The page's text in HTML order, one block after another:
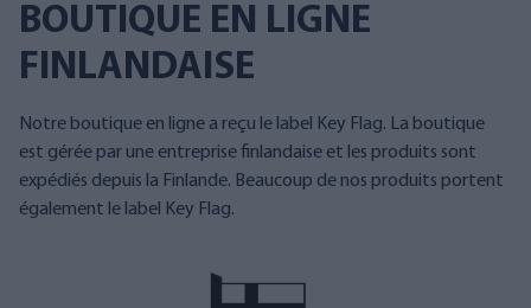
BOUTIQUE EN LIGNE
FINLANDAISE
Notre boutique en ligne a reçu le label Key Flag. La boutique
est gérée par une entreprise finlandaise et les produits sont
expédiés depuis la Finlande. Beaucoup de nos produits portent
également le label Key Flag.